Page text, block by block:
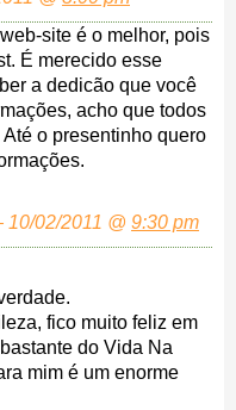
site é o melhor, pois
É merecido esse
a dedicão que você
acho que todos
o presentinho quero
02/2011 @ 9:30 pm
fico muito feliz em
do Vida Na
mim é um enorme